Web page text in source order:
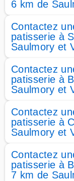
6 km de
Contactez
patisserie à
Saulmory et
Contactez
patisserie à
Saulmory et
Contactez
patisserie à
Saulmory et
Contactez
patisserie à
7 km de